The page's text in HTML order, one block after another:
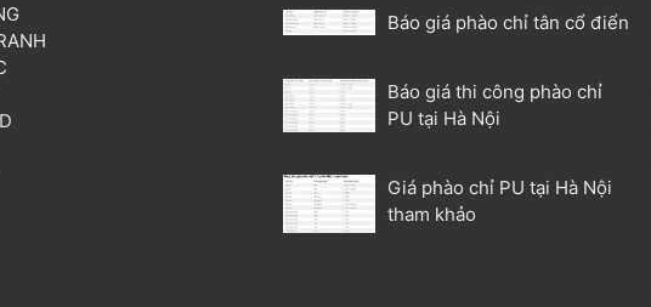
Báo giá phào chỉ tân cổ điển
Báo giá thi công phào chỉ
PU tại Hà Nội
Giá phào chỉ PU tại Hà Nội
tham khảo